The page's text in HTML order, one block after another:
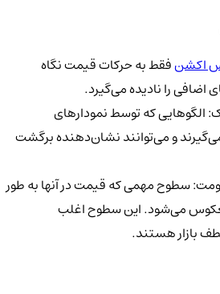
اکشنفقط به حرکات قیمت نگاه
اضافی را نادیده می‌گیرد.
که توسط نمودارهای
و می‌توانند نشان‌دهنده برگشت
سطوح مهمی که قیمت در آنها به طور
می‌شود. این سطوح اغلب
بازار هستند.